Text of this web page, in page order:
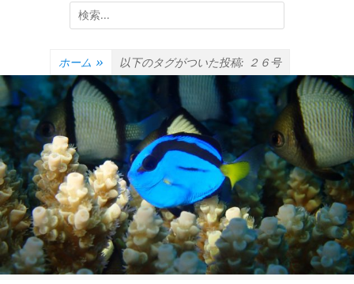
検
索:
ホーム » 以下のタグがついた投稿: ２６号